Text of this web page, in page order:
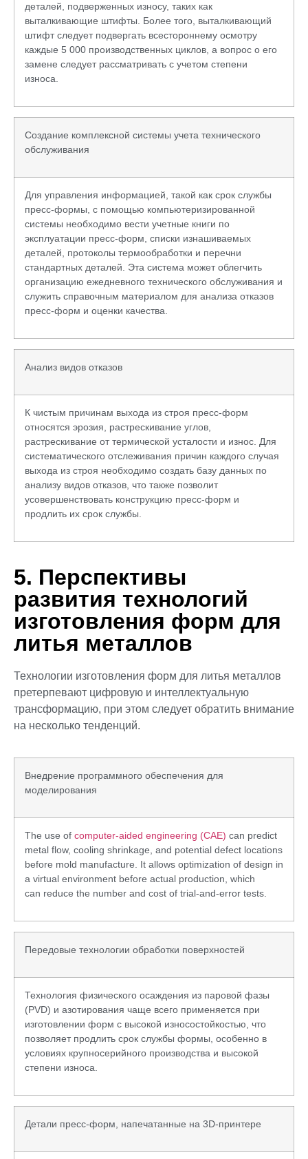
деталей, подверженных износу, таких как
выталкивающие штифты. Более того, выталкивающий
штифт следует подвергать всестороннему осмотру
каждые 5 000 производственных циклов, а вопрос о его
замене следует рассматривать с учетом степени
износа.
Создание комплексной системы учета технического
обслуживания
Для управления информацией, такой как срок службы
пресс-формы, с помощью компьютеризированной
системы необходимо вести учетные книги по
эксплуатации пресс-форм, списки изнашиваемых
деталей, протоколы термообработки и перечни
стандартных деталей. Эта система может облегчить
организацию ежедневного технического обслуживания и
служить справочным материалом для анализа отказов
пресс-форм и оценки качества.
Анализ видов отказов
К чистым причинам выхода из строя пресс-форм
относятся эрозия, растрескивание углов,
растрескивание от термической усталости и износ. Для
систематического отслеживания причин каждого случая
выхода из строя необходимо создать базу данных по
анализу видов отказов, что также позволит
усовершенствовать конструкцию пресс-форм и
продлить их срок службы.
5. Перспективы
развития технологий
изготовления форм для
литья металлов
Технологии изготовления форм для литья металлов
претерпевают цифровую и интеллектуальную
трансформацию, при этом следует обратить внимание
на несколько тенденций.
Внедрение программного обеспечения для
моделирования
The use of computer-aided engineering (CAE) can predict
metal flow, cooling shrinkage, and potential defect locations
before mold manufacture. It allows optimization of design in
a virtual environment before actual production, which
can reduce the number and cost of trial-and-error tests.
Передовые технологии обработки поверхностей
Технология физического осаждения из паровой фазы
(PVD) и азотирования чаще всего применяется при
изготовлении форм с высокой износостойкостью, что
позволяет продлить срок службы формы, особенно в
условиях крупносерийного производства и высокой
степени износа.
Детали пресс-форм, напечатанные на 3D-принтере